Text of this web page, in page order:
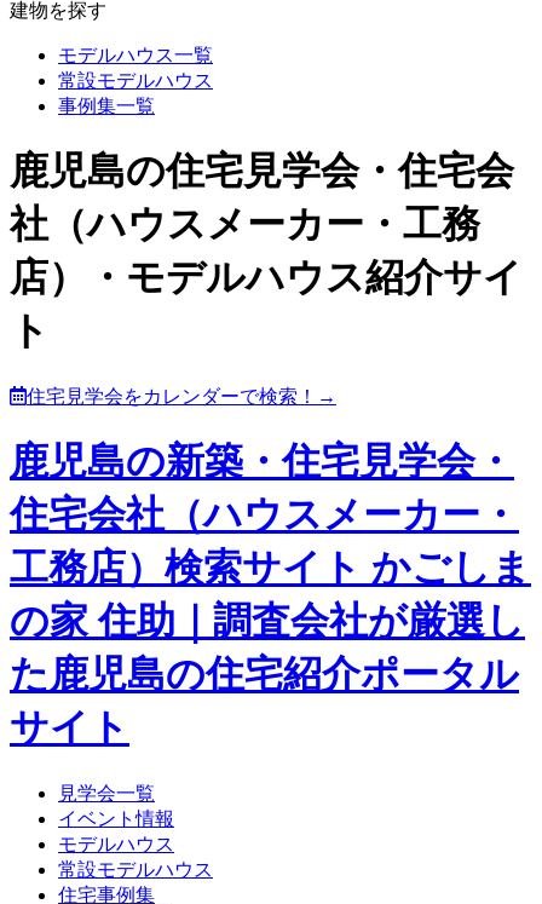
建物を探す
モデルハウス一覧
常設モデルハウス
事例集一覧
鹿児島の住宅見学会・住宅会
社（ハウスメーカー・工務
店）・モデルハウス紹介サイ
ト
住宅見学会をカレンダーで検索！→
鹿児島の新築・住宅見学会・
住宅会社（ハウスメーカー・
工務店）検索サイト かごしま
の家 住助｜調査会社が厳選し
た鹿児島の住宅紹介ポータル
サイト
見学会一覧
イベント情報
モデルハウス
常設モデルハウス
住宅事例集